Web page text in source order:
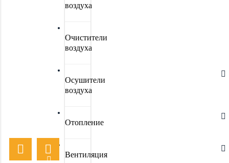
воздуха
Очистители
воздуха
Осушители
воздуха
Отопление
Вентиляция